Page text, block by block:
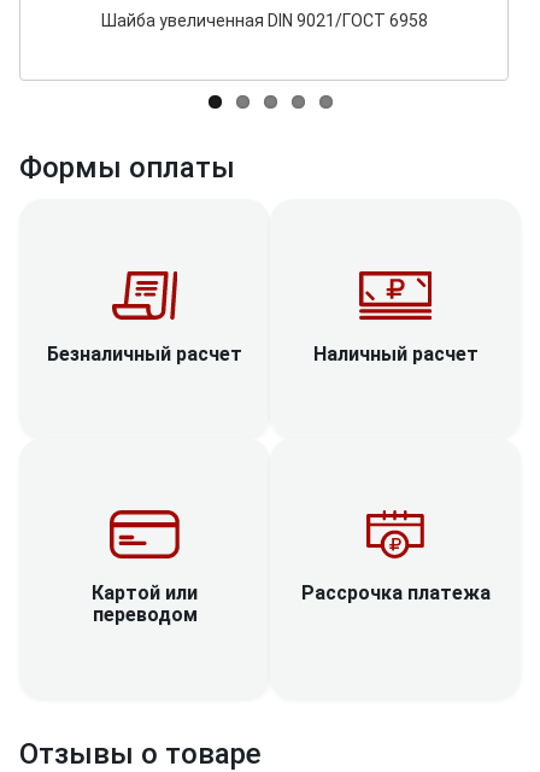
Шайба увеличенная DIN 9021/ГОСТ 6958
Формы оплаты
Безналичный расчет Наличный расчет
Картой или
переводом
Рассрочка платежа
Отзывы о товаре